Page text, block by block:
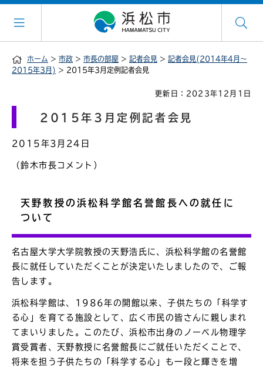
ホーム > 市政 > 市長の部屋 > 記者会見 > 記者会見(2014年4月～
2015年3月) > 2015年3月定例記者会見
更新日：2023年12月1日
2015年3月定例記者会見
2015年3月24日
（鈴木市長コメント）
天野教授の浜松科学館名誉館長への就任に
ついて
名古屋大学大学院教授の天野浩氏に、浜松科学館の名誉館
長に就任していただくことが決定いたしましたので、ご報
告します。
浜松科学館は、1986年の開館以来、子供たちの「科学す
る心」を育てる施設として、広く市民の皆さんに親しまれ
てまいりました。このたび、浜松市出身のノーベル物理学
賞受賞者、天野教授に名誉館長にご就任いただくことで、
将来を担う子供たちの「科学する心」も一段と輝きを増